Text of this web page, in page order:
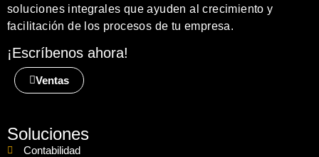
soluciones integrales que ayuden al crecimiento y
facilitación de los procesos de tu empresa.
¡Escríbenos ahora!
Ventas
Soluciones
Contabilidad